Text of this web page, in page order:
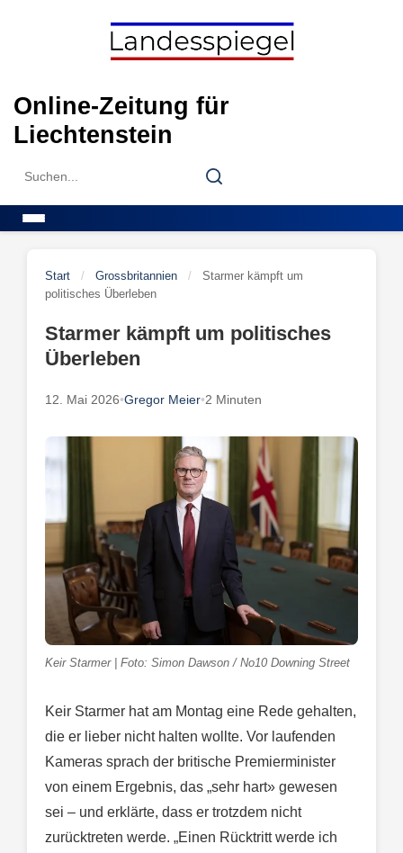
Online-Zeitung für
Liechtenstein
Search
Search
Start / Grossbritannien /
Starmer kämpft um
politisches Überleben
Starmer kämpft um politisches
Überleben
12. Mai 2026•Gregor Meier•2 Minuten
Keir Starmer | Foto: Simon Dawson / No10 Downing Street
Keir Starmer hat am Montag eine Rede gehalten,
die er lieber nicht halten wollte. Vor laufenden
Kameras sprach der britische Premierminister
von einem Ergebnis, das „sehr hart» gewesen
sei – und erklärte, dass er trotzdem nicht
zurücktreten werde. „Einen Rücktritt werde ich